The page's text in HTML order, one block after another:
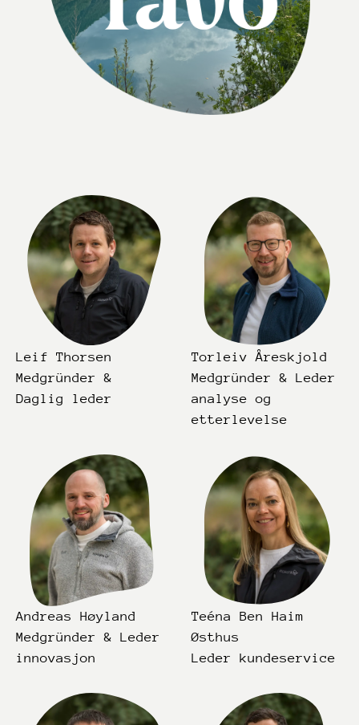
Leif Thorsen
Medgründer &
Daglig leder
Torleiv Åreskjold
Medgründer & Leder
analyse og
etterlevelse
Andreas Høyland
Medgründer & Leder
innovasjon
Teéna Ben Haim
Østhus
Leder kundeservice